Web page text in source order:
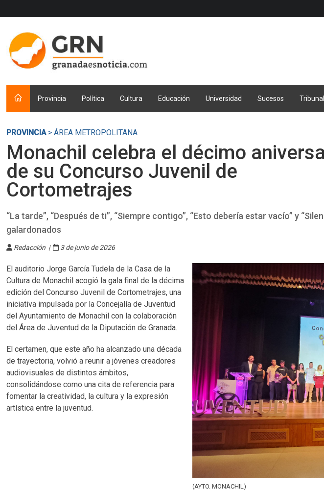
Provincia Política Cultura Educación Universidad Sucesos
PROVINCIA> ÁREA METROPOLITANA
Monachil celebra el décimo
de su Concurso Juvenil de
Cortometrajes
“La tarde”, “Después de ti”, “Siempre contigo”, “Esto debería estar vacío” y
galardonados
Redacción | 3 de junio de 2026
(AYTO. MONACHIL)
El auditorio Jorge García Tudela de la Casa de la
Cultura de Monachil acogió la gala final de la décima
edición del Concurso Juvenil de Cortometrajes, una
iniciativa impulsada por la Concejalía de Juventud
del Ayuntamiento de Monachil con la colaboración
del Área de Juventud de la Diputación de Granada.
El certamen, que este año ha alcanzado una década
de trayectoria, volvió a reunir a jóvenes creadores
audiovisuales de distintos ámbitos,
consolidándose como una cita de referencia para
fomentar la creatividad, la cultura y la expresión
artística entre la juventud.